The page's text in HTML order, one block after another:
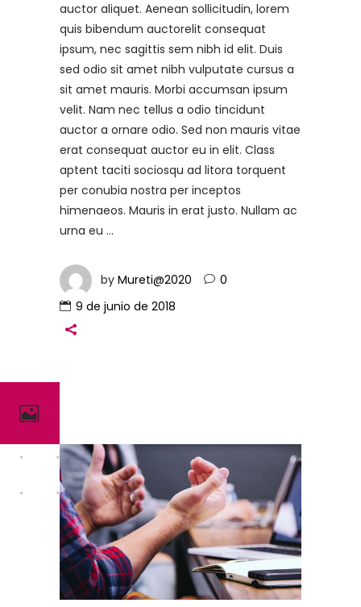
auctor aliquet. Aenean sollicitudin, lorem
quis bibendum auctorelit consequat
ipsum, nec sagittis sem nibh id elit. Duis
sed odio sit amet nibh vulputate cursus a
sit amet mauris. Morbi accumsan ipsum
velit. Nam nec tellus a odio tincidunt
auctor a ornare odio. Sed non mauris vitae
erat consequat auctor eu in elit. Class
aptent taciti sociosqu ad litora torquent
per conubia nostra per inceptos
himenaeos. Mauris in erat justo. Nullam ac
urna eu
by Mureti@2020
0
9 de junio de 2018